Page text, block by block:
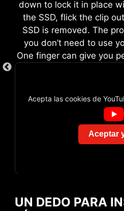
down to lock it in place
the SSD, flick the clip
SSD is removed. The
you don’t need to use
One finger can give you
Acepta las cookies de
Aceptar
UN DEDO PARA
que el ventilador MPG
con un solo cable.
Elija entre
Una amplia gama de